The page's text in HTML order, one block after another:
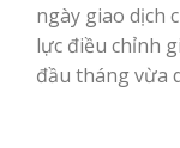
ngày giao dịch
lực điều chỉnh
đầu tháng vừa